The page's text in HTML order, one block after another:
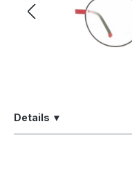
Details ▼